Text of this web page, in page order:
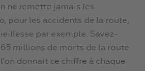
ne remette jamais les
pour les accidents de la route,
par exemple. Savez-
65 millions de morts de la route
donnait ce chiffre à chaque